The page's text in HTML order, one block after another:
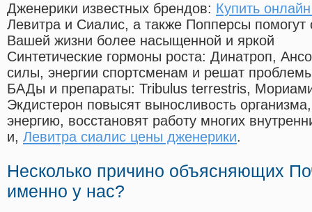
Дженерики известных брендов: Купить
Левитра и Сиалис, а также Попперсы помогут
Вашей жизни более насыщенной и яркой
Синтетические гормоны роста: Динатроп,
силы, энергии спортсменам и решат
БАДы и препараты: Tribulus terrestris,
Экдистерон повысят выносливость
энергию, восстановят работу многих
и, Левитра сиалис цены дженерики.
Несколько причино объясняющих
именно у нас?